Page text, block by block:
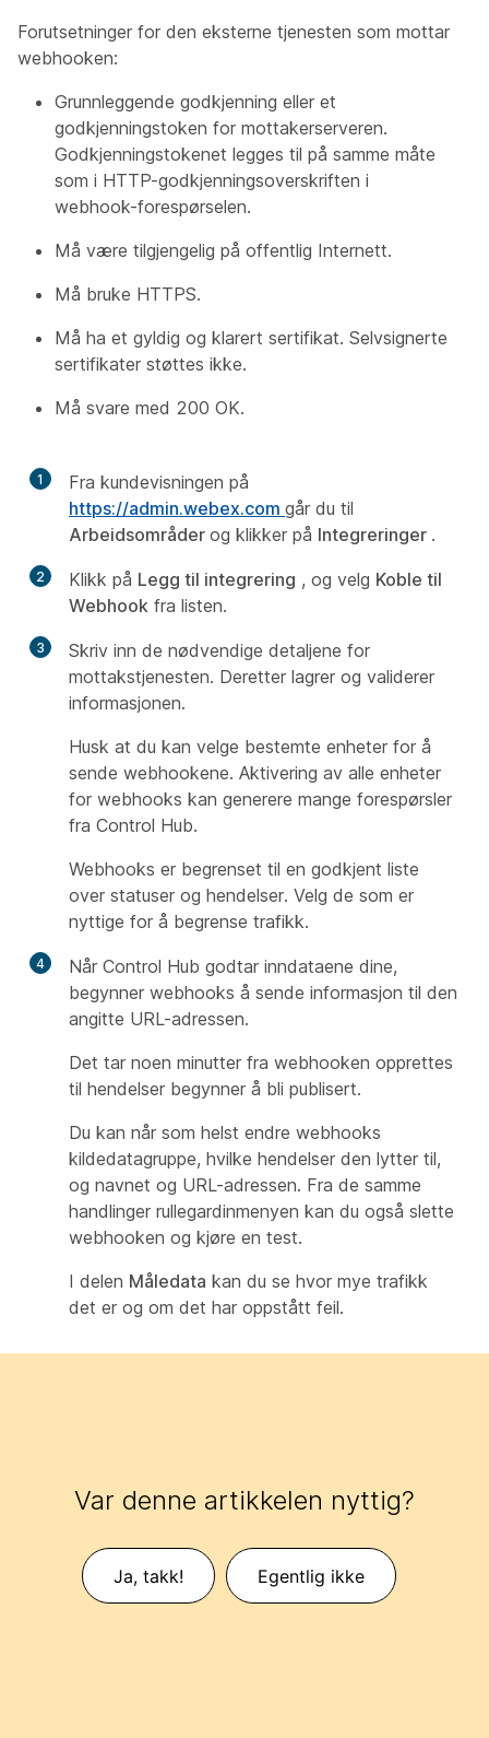
Forutsetninger for den eksterne tjenesten som mottar
webhooken:
Grunnleggende godkjenning eller et
godkjenningstoken for mottakerserveren.
Godkjenningstokenet legges til på samme måte
som i HTTP-godkjenningsoverskriften i
webhook-forespørselen.
Må være tilgjengelig på offentlig Internett.
Må bruke HTTPS.
Må ha et gyldig og klarert sertifikat. Selvsignerte
sertifikater støttes ikke.
Må svare med 200 OK.
1
Fra kundevisningen på
https://admin.webex.com går du til
Arbeidsområder og klikker på Integreringer .
2 Klikk på Legg til integrering , og velg Koble til
Webhook fra listen.
3
Skriv inn de nødvendige detaljene for
mottakstjenesten. Deretter lagrer og validerer
informasjonen.
Husk at du kan velge bestemte enheter for å
sende webhookene. Aktivering av alle enheter
for webhooks kan generere mange forespørsler
fra Control Hub.
Webhooks er begrenset til en godkjent liste
over statuser og hendelser. Velg de som er
nyttige for å begrense trafikk.
4
Når Control Hub godtar inndataene dine,
begynner webhooks å sende informasjon til den
angitte URL-adressen.
Det tar noen minutter fra webhooken opprettes
til hendelser begynner å bli publisert.
Du kan når som helst endre webhooks
kildedatagruppe, hvilke hendelser den lytter til,
og navnet og URL-adressen. Fra de samme
handlinger rullegardinmenyen kan du også slette
webhooken og kjøre en test.
I delen Måledata kan du se hvor mye trafikk
det er og om det har oppstått feil.
Var denne artikkelen nyttig?
Ja, takk! Egentlig ikke